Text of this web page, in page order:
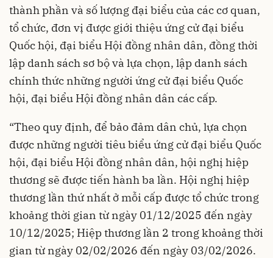
thành phần và số lượng đại biểu của các cơ quan,
tổ chức, đơn vị được giới thiệu ứng cử đại biểu
Quốc hội, đại biểu Hội đồng nhân dân, đồng thời
lập danh sách sơ bộ và lựa chọn, lập danh sách
chính thức những người ứng cử đại biểu Quốc
hội, đại biểu Hội đồng nhân dân các cấp.
“Theo quy định, để bảo đảm dân chủ, lựa chọn
được những người tiêu biểu ứng cử đại biểu Quốc
hội, đại biểu Hội đồng nhân dân, hội nghị hiệp
thương sẽ được tiến hành ba lần. Hội nghị hiệp
thương lần thứ nhất ở mỗi cấp được tổ chức trong
khoảng thời gian từ ngày 01/12/2025 đến ngày
10/12/2025; Hiệp thương lần 2 trong khoảng thời
gian từ ngày 02/02/2026 đến ngày 03/02/2026.